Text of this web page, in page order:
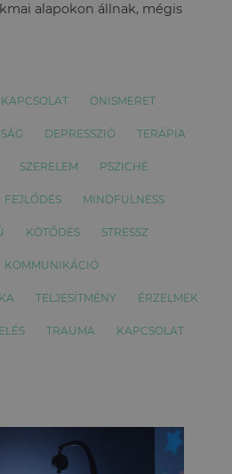
alapokon állnak, mégis
ÖNISMERET
DEPRESSZIÓ TERÁPIA
SZERELEM PSZICHÉ
FEJLŐDÉS MINDFULNESS
KÖTŐDÉS STRESSZ
KOMMUNIKÁCIÓ
TELJESÍTMÉNY ÉRZELMEK
TRAUMA KAPCSOLAT